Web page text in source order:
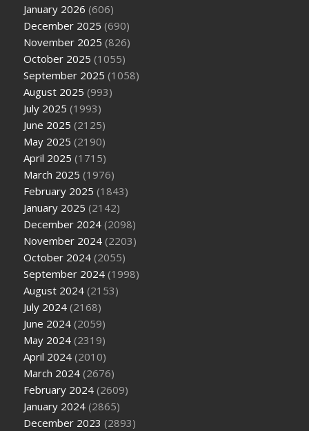
January 2026 (606)
December 2025 (690)
November 2025 (826)
October 2025 (1055)
September 2025 (1058)
August 2025 (993)
July 2025 (1993)
June 2025 (2125)
May 2025 (2190)
April 2025 (1715)
March 2025 (1976)
February 2025 (1843)
January 2025 (2142)
December 2024 (2098)
November 2024 (2203)
October 2024 (2055)
September 2024 (1998)
August 2024 (2153)
July 2024 (2168)
June 2024 (2059)
May 2024 (2319)
April 2024 (2010)
March 2024 (2676)
February 2024 (2609)
January 2024 (2865)
December 2023 (2893)